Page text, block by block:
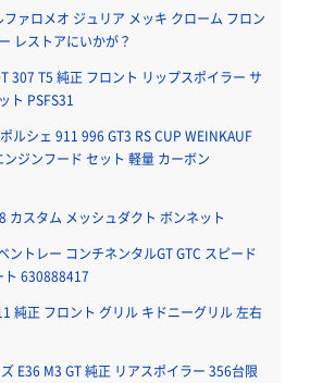
ァロメオ ジュリア メッキ クローム フロン
レストアにいかが？
307 T5 純正 フロント リップスポイラー サ
ト PSFS31
ルシェ 911 996 GT3 RS CUP WEINKAUF
ジンフード セット 軽量 カーボン
カスタム メッシュダクト ボンネット
ントレー コンチネンタルGT GTC スピード
630888417
純正 フロント グリル キドニーグリル 左右
E36 M3 GT 純正 リアスポイラー 356台限